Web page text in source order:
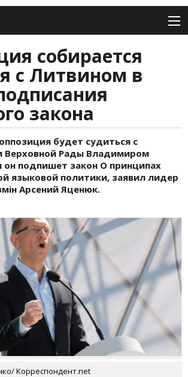
собирается
с Литвином в
закона
будет судиться с
Верховной Рады Владимиром
он подпишет закон О принципах
языковой политики, заявил лидер
Арсений Яценюк.
Корреспондент.net